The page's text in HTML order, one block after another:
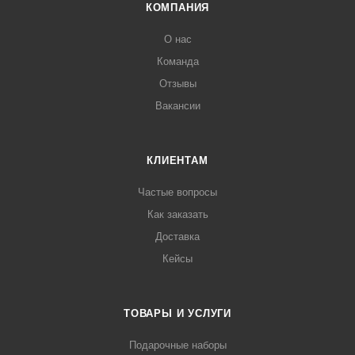
КОМПАНИЯ
О нас
Команда
Отзывы
Вакансии
КЛИЕНТАМ
Частые вопросы
Как заказать
Доставка
Кейсы
ТОВАРЫ И УСЛУГИ
Подарочные наборы